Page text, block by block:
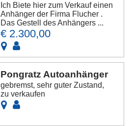
Ich Biete hier zum Verkauf einen
Anhänger der Firma Flucher .
Das Gestell des Anhängers ...
€ 2.300,00
Pongratz Autoanhänger
gebremst, sehr guter Zustand,
zu verkaufen